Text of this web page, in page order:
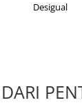
Desigual